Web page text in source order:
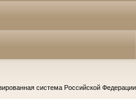
система Российской